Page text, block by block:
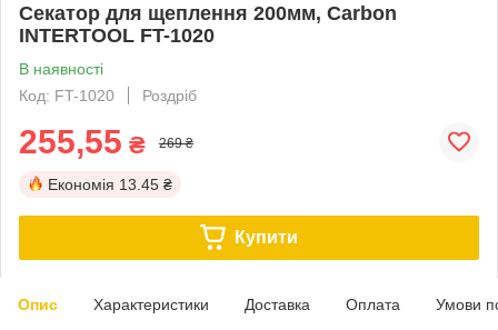
Секатор для щеплення 200мм, Carbon
INTERTOOL FT-1020
В наявності
Код: FT-1020
Роздріб
255,55 ₴ 269 ₴
Економія 13.45 ₴
Купити
Опис Характеристики Доставка Оплата Умови